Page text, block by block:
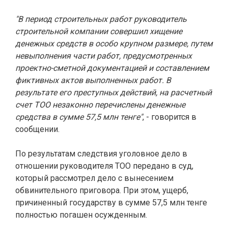
"В период строительных работ руководитель
строительной компании совершил хищение
денежных средств в особо крупном размере, путем
невыполнения части работ, предусмотренных
проектно-сметной документацией и составлением
фиктивных актов выполненных работ. В
результате его преступных действий, на расчетный
счет ТОО незаконно перечислены денежные
средства в сумме 57,5 млн тенге", - говорится в
сообщении.
По результатам следствия уголовное дело в
отношении руководителя ТОО передано в суд,
который рассмотрел дело с вынесением
обвинительного приговора. При этом, ущерб,
причиненный государству в сумме 57,5 млн тенге
полностью погашен осужденным.